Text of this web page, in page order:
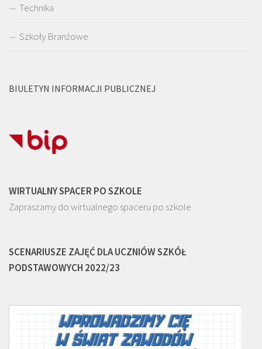
Technika
Szkoły Branżowe
BIULETYN INFORMACJI PUBLICZNEJ
WIRTUALNY SPACER PO SZKOLE
Zapraszamy do wirtualnego spaceru po szkole
SCENARIUSZE ZAJĘĆ DLA UCZNIÓW SZKÓŁ
PODSTAWOWYCH 2022/23